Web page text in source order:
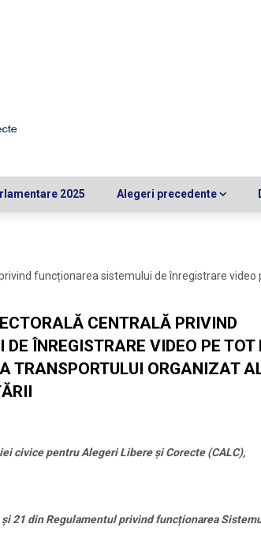
2025 Alegeri precedente
funcționarea sistemului de înregistrare
CENTRALĂ PRIVIND
ÎNREGISTRARE VIDEO PE TOT
TRANSPORTULUI ORGANIZAT
civice pentru Alegeri Libere și Corecte (CALC),
21 din Regulamentul privind funcționarea